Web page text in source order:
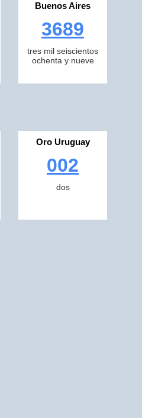
Buenos Aires
3689
tres mil seiscientos
ochenta y nueve
Oro Uruguay
002
dos